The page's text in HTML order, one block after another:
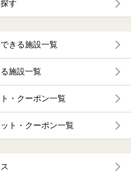
す
きる施設一覧
施設一覧
・クーポン一覧
ト・クーポン一覧